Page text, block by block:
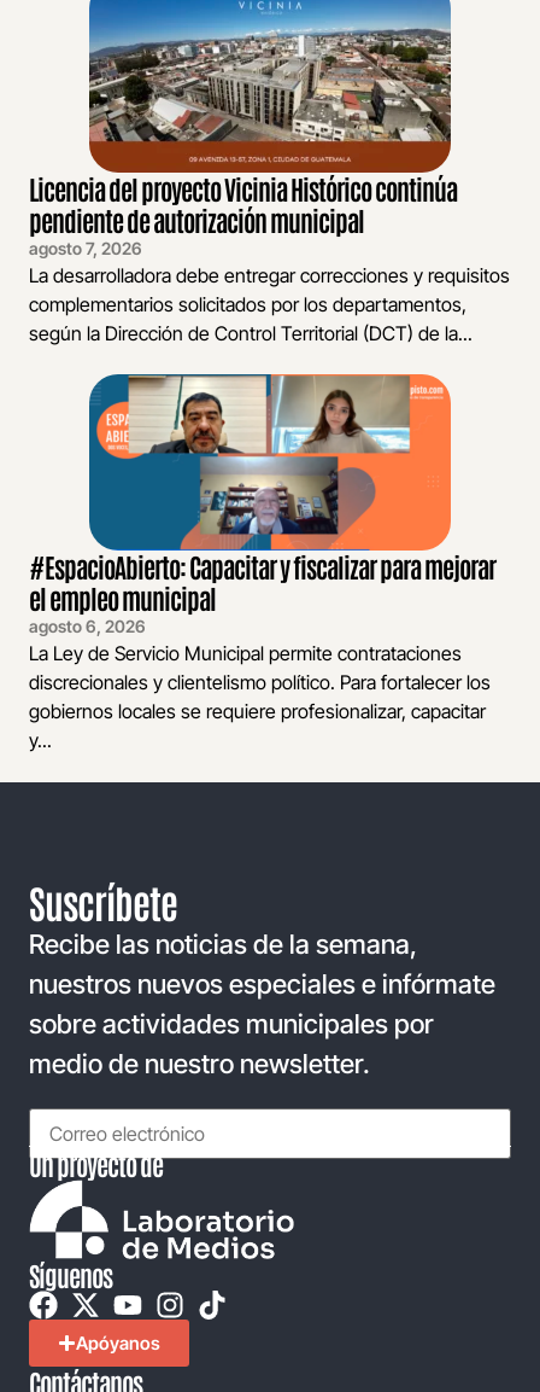
Licencia del proyecto Vicinia Histórico continúa
pendiente de autorización municipal
agosto 7, 2026
La desarrolladora debe entregar correcciones y requisitos
complementarios solicitados por los departamentos,
según la Dirección de Control Territorial (DCT) de la...
#EspacioAbierto: Capacitar y fiscalizar para mejorar
el empleo municipal
agosto 6, 2026
La Ley de Servicio Municipal permite contrataciones
discrecionales y clientelismo político. Para fortalecer los
gobiernos locales se requiere profesionalizar, capacitar
y...
Suscríbete
Recibe las noticias de la semana,
nuestros nuevos especiales e infórmate
sobre actividades municipales por
medio de nuestro newsletter.
Un proyecto de
Síguenos
Apóyanos
Contáctanos